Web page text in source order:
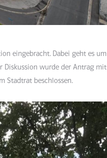
eingebracht. Dabei geht es um
Diskussion wurde der Antrag mit
Stadtrat beschlossen.